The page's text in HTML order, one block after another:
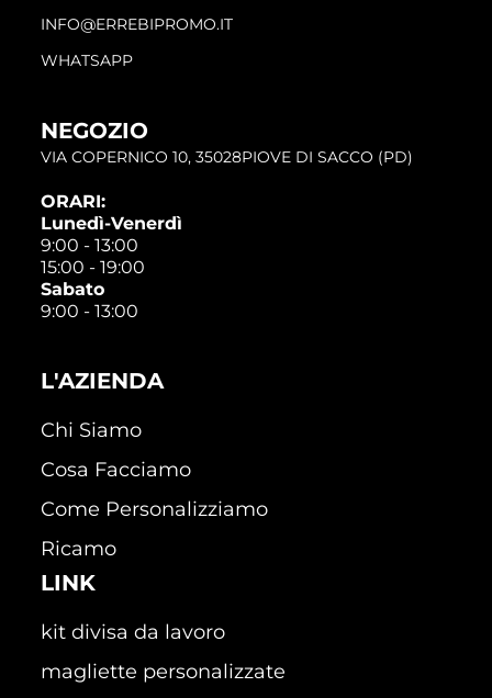
INFO@ERREBIPROMO.IT
WHATSAPP
NEGOZIO
VIA COPERNICO 10, 35028PIOVE DI SACCO (PD)
ORARI:
Lunedì-Venerdì
9:00 - 13:00
15:00 - 19:00
Sabato
9:00 - 13:00
L'AZIENDA
Chi Siamo
Cosa Facciamo
Come Personalizziamo
Ricamo
LINK
kit divisa da lavoro
magliette personalizzate